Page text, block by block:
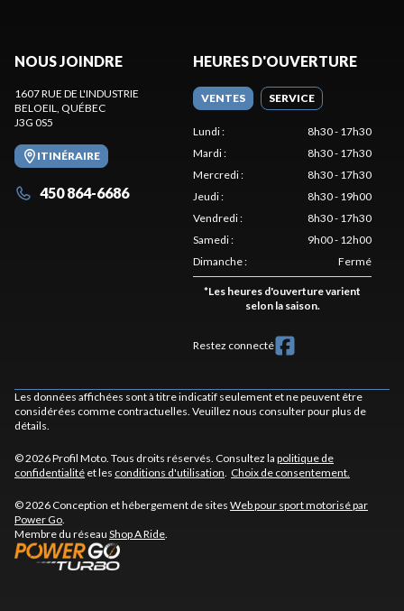
NOUS JOINDRE
1607 RUE DE L'INDUSTRIE
BELOEIL, QUÉBEC
J3G 0S5
ITINÉRAIRE
450 864-6686
HEURES D'OUVERTURE
VENTES SERVICE
Lundi:
8h30 - 17h30
Mardi:
8h30 - 17h30
Mercredi:
8h30 - 17h30
Jeudi:
8h30 - 19h00
Vendredi:
8h30 - 17h30
Samedi:
9h00 - 12h00
Dimanche: Fermé
*Les heures d'ouverture varient
selon la saison.
Restez connecté
Les données affichées sont à titre indicatif seulement et ne peuvent être
considérées comme contractuelles. Veuillez nous consulter pour plus de
détails.
© 2026 Profil Moto. Tous droits réservés. Consultez la politique de
confidentialité et les conditions d'utilisation. Choix de consentement.
© 2026 Conception et hébergement de sites Web pour sport motorisé par
Power Go.
Membre du réseau Shop A Ride.